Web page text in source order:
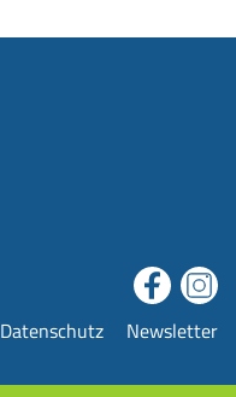
Datenschutz Newsletter